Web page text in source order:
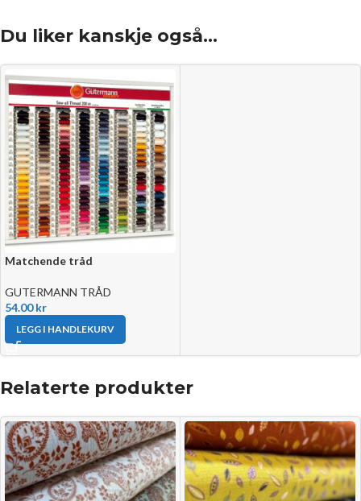
Du liker kanskje også…
Matchende tråd
GUTERMANN TRÅD
54.00kr
LEGG I HANDLEKURV
Relaterte produkter